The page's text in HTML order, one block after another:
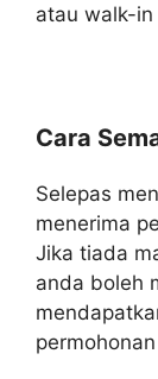
atau walk-
Cara
Selepas
menerima
Jika tiada
anda boleh